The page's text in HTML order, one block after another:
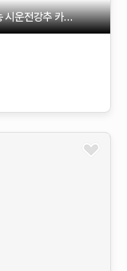
강추 카멜시트